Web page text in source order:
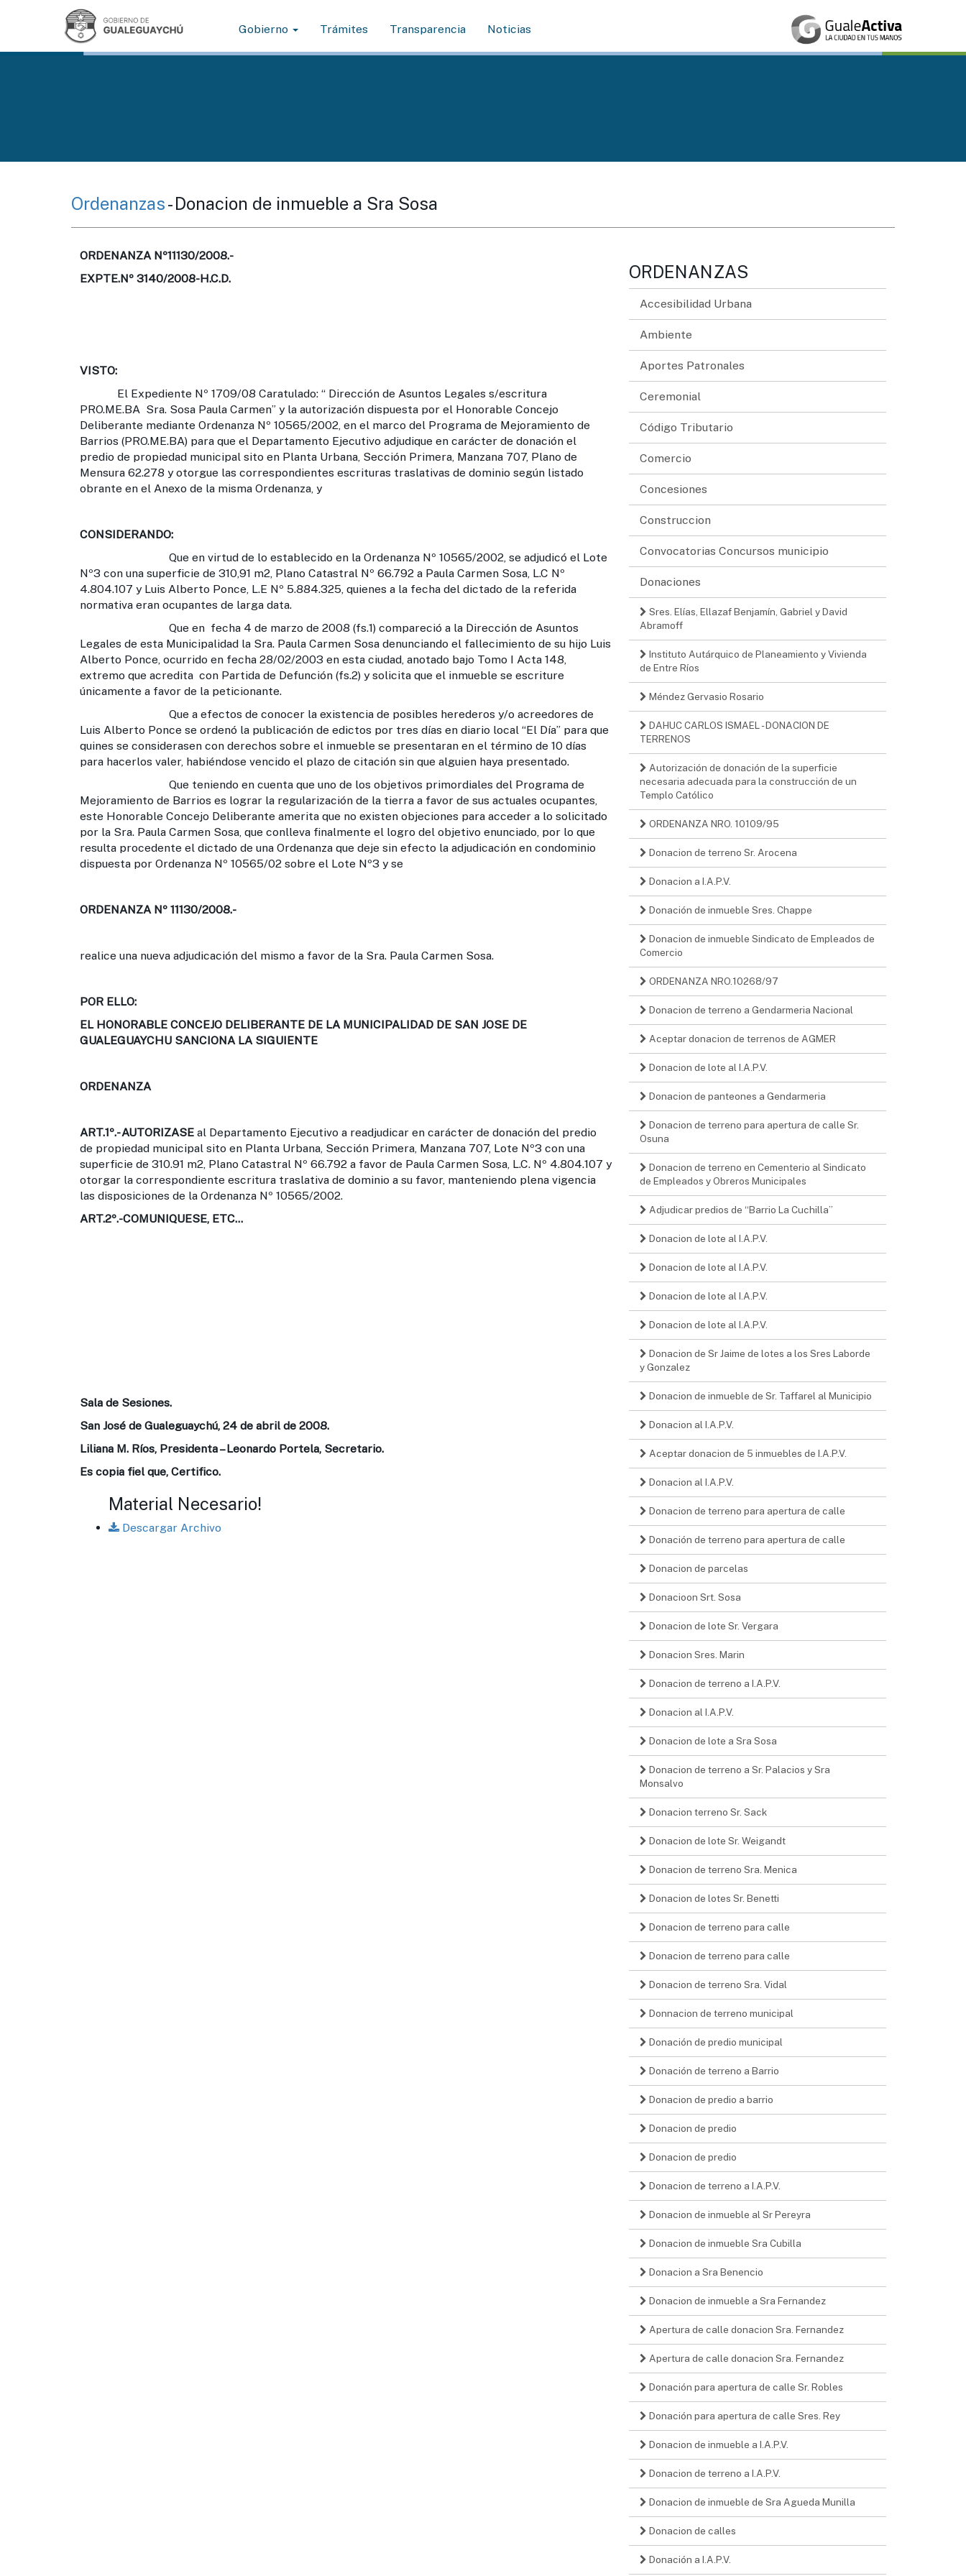
Gobierno Trámites Transparencia Noticias
Ordenanzas- Donacion de inmueble a Sra Sosa
ORDENANZA Nº11130/2008.-
EXPTE.Nº 3140/2008-H.C.D.
VISTO:
El Expediente Nº 1709/08 Caratulado: “ Dirección de Asuntos Legales s/escritura
PRO.ME.BA Sra. Sosa Paula Carmen” y la autorización dispuesta por el Honorable Concejo
Deliberante mediante Ordenanza Nº 10565/2002, en el marco del Programa de Mejoramiento de
Barrios (PRO.ME.BA) para que el Departamento Ejecutivo adjudique en carácter de donación el
predio de propiedad municipal sito en Planta Urbana, Sección Primera, Manzana 707, Plano de
Mensura 62.278 y otorgue las correspondientes escrituras traslativas de dominio según listado
obrante en el Anexo de la misma Ordenanza, y
CONSIDERANDO:
Que en virtud de lo establecido en la Ordenanza Nº 10565/2002, se adjudicó el Lote
Nº3 con una superficie de 310,91 m2, Plano Catastral Nº 66.792 a Paula Carmen Sosa, L.C Nº
4.804.107 y Luis Alberto Ponce, L.E Nº 5.884.325, quienes a la fecha del dictado de la referida
normativa eran ocupantes de larga data.
Que en fecha 4 de marzo de 2008 (fs.1) compareció a la Dirección de Asuntos
Legales de esta Municipalidad la Sra. Paula Carmen Sosa denunciando el fallecimiento de su hijo Luis
Alberto Ponce, ocurrido en fecha 28/02/2003 en esta ciudad, anotado bajo Tomo I Acta 148,
extremo que acredita con Partida de Defunción (fs.2) y solicita que el inmueble se escriture
únicamente a favor de la peticionante.
Que a efectos de conocer la existencia de posibles herederos y/o acreedores de
Luis Alberto Ponce se ordenó la publicación de edictos por tres días en diario local “El Día” para que
quines se considerasen con derechos sobre el inmueble se presentaran en el término de 10 días
para hacerlos valer, habiéndose vencido el plazo de citación sin que alguien haya presentado.
Que teniendo en cuenta que uno de los objetivos primordiales del Programa de
Mejoramiento de Barrios es lograr la regularización de la tierra a favor de sus actuales ocupantes,
este Honorable Concejo Deliberante amerita que no existen objeciones para acceder a lo solicitado
por la Sra. Paula Carmen Sosa, que conlleva finalmente el logro del objetivo enunciado, por lo que
resulta procedente el dictado de una Ordenanza que deje sin efecto la adjudicación en condominio
dispuesta por Ordenanza Nº 10565/02 sobre el Lote Nº3 y se
ORDENANZA Nº 11130/2008.-
realice una nueva adjudicación del mismo a favor de la Sra. Paula Carmen Sosa.
POR ELLO:
EL HONORABLE CONCEJO DELIBERANTE DE LA MUNICIPALIDAD DE SAN JOSE DE
GUALEGUAYCHU SANCIONA LA SIGUIENTE
ORDENANZA
ART.1º.- AUTORIZASE al Departamento Ejecutivo a readjudicar en carácter de donación del predio
de propiedad municipal sito en Planta Urbana, Sección Primera, Manzana 707, Lote Nº3 con una
superficie de 310.91 m2, Plano Catastral Nº 66.792 a favor de Paula Carmen Sosa, L.C. Nº 4.804.107 y
otorgar la correspondiente escritura traslativa de dominio a su favor, manteniendo plena vigencia
las disposiciones de la Ordenanza Nº 10565/2002.
ART.2º.-COMUNIQUESE, ETC…
Sala de Sesiones.
San José de Gualeguaychú, 24 de abril de 2008.
Liliana M. Ríos, Presidenta – Leonardo Portela, Secretario.
Es copia fiel que, Certifico.
Material Necesario!
Descargar Archivo
ORDENANZAS
Accesibilidad Urbana
Ambiente
Aportes Patronales
Ceremonial
Código Tributario
Comercio
Concesiones
Construccion
Convocatorias Concursos municipio
Donaciones
Sres. Elías, Ellazaf Benjamín, Gabriel y David
Abramoff
Instituto Autárquico de Planeamiento y Vivienda
de Entre Ríos
Méndez Gervasio Rosario
DAHUC CARLOS ISMAEL - DONACION DE
TERRENOS
Autorización de donación de la superficie
necesaria adecuada para la construcción de un
Templo Católico
ORDENANZA NRO. 10109/95
Donacion de terreno Sr. Arocena
Donacion a I.A.P.V.
Donación de inmueble Sres. Chappe
Donacion de inmueble Sindicato de Empleados de
Comercio
ORDENANZA NRO.10268/97
Donacion de terreno a Gendarmeria Nacional
Aceptar donacion de terrenos de AGMER
Donacion de lote al I.A.P.V.
Donacion de panteones a Gendarmeria
Donacion de terreno para apertura de calle Sr.
Osuna
Donacion de terreno en Cementerio al Sindicato
de Empleados y Obreros Municipales
Adjudicar predios de “Barrio La Cuchilla”
Donacion de lote al I.A.P.V.
Donacion de lote al I.A.P.V.
Donacion de lote al I.A.P.V.
Donacion de lote al I.A.P.V.
Donacion de Sr Jaime de lotes a los Sres Laborde
y Gonzalez
Donacion de inmueble de Sr. Taffarel al Municipio
Donacion al I.A.P.V.
Aceptar donacion de 5 inmuebles de I.A.P.V.
Donacion al I.A.P.V.
Donacion de terreno para apertura de calle
Donación de terreno para apertura de calle
Donacion de parcelas
Donacioon Srt. Sosa
Donacion de lote Sr. Vergara
Donacion Sres. Marin
Donacion de terreno a I.A.P.V.
Donacion al I.A.P.V.
Donacion de lote a Sra Sosa
Donacion de terreno a Sr. Palacios y Sra
Monsalvo
Donacion terreno Sr. Sack
Donacion de lote Sr. Weigandt
Donacion de terreno Sra. Menica
Donacion de lotes Sr. Benetti
Donacion de terreno para calle
Donacion de terreno para calle
Donacion de terreno Sra. Vidal
Donnacion de terreno municipal
Donación de predio municipal
Donación de terreno a Barrio
Donacion de predio a barrio
Donacion de predio
Donacion de predio
Donacion de terreno a I.A.P.V.
Donacion de inmueble al Sr Pereyra
Donacion de inmueble Sra Cubilla
Donacion a Sra Benencio
Donacion de inmueble a Sra Fernandez
Apertura de calle donacion Sra. Fernandez
Apertura de calle donacion Sra. Fernandez
Donación para apertura de calle Sr. Robles
Donación para apertura de calle Sres. Rey
Donacion de inmueble a I.A.P.V.
Donacion de terreno a I.A.P.V.
Donacion de inmueble de Sra Agueda Munilla
Donacion de calles
Donación a I.A.P.V.